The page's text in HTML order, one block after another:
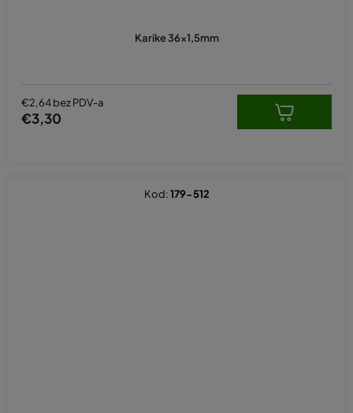
Karike 36x1,5mm
€2,64 bez PDV-a
€3,30
Kod:179-512